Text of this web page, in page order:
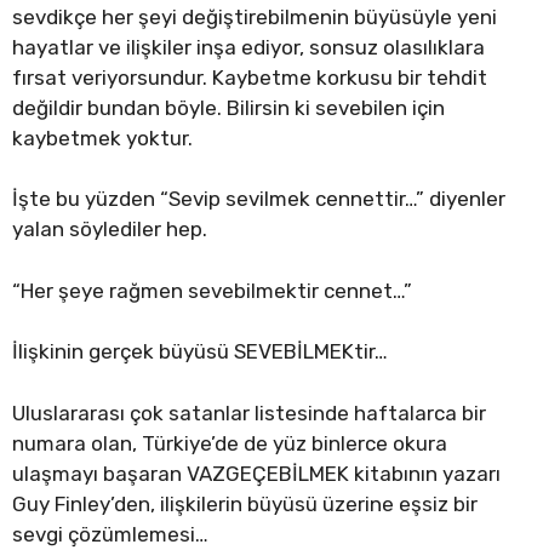
sevdikçe her şeyi değiştirebilmenin büyüsüyle yeni
hayatlar ve ilişkiler inşa ediyor, sonsuz olasılıklara
fırsat veriyorsundur. Kaybetme korkusu bir tehdit
değildir bundan böyle. Bilirsin ki sevebilen için
kaybetmek yoktur.
İşte bu yüzden “Sevip sevilmek cennettir…” diyenler
yalan söylediler hep.
“Her şeye rağmen sevebilmektir cennet…”
İlişkinin gerçek büyüsü SEVEBİLMEKtir…
Uluslararası çok satanlar listesinde haftalarca bir
numara olan, Türkiye’de de yüz binlerce okura
ulaşmayı başaran VAZGEÇEBİLMEK kitabının yazarı
Guy Finley’den, ilişkilerin büyüsü üzerine eşsiz bir
sevgi çözümlemesi…